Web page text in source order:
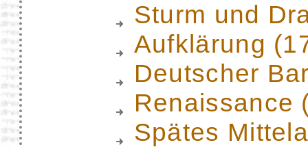
Sturm und
Aufklärung
Deutscher
Renaissance
Spätes